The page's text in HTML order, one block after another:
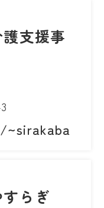
支援事
らぎ